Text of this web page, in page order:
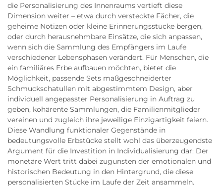
die Personalisierung des Innenraums vertieft diese
Dimension weiter – etwa durch versteckte Fächer, die
geheime Notizen oder kleine Erinnerungsstücke bergen,
oder durch herausnehmbare Einsätze, die sich anpassen,
wenn sich die Sammlung des Empfängers im Laufe
verschiedener Lebensphasen verändert. Für Menschen, die
ein familiäres Erbe aufbauen möchten, bietet die
Möglichkeit, passende Sets maßgeschneiderter
Schmuckschatullen mit abgestimmtem Design, aber
individuell angepasster Personalisierung in Auftrag zu
geben, kohärente Sammlungen, die Familienmitglieder
vereinen und zugleich ihre jeweilige Einzigartigkeit feiern.
Diese Wandlung funktionaler Gegenstände in
bedeutungsvolle Erbstücke stellt wohl das überzeugendste
Argument für die Investition in Individualisierung dar: Der
monetäre Wert tritt dabei zugunsten der emotionalen und
historischen Bedeutung in den Hintergrund, die diese
personalisierten Stücke im Laufe der Zeit ansammeln.